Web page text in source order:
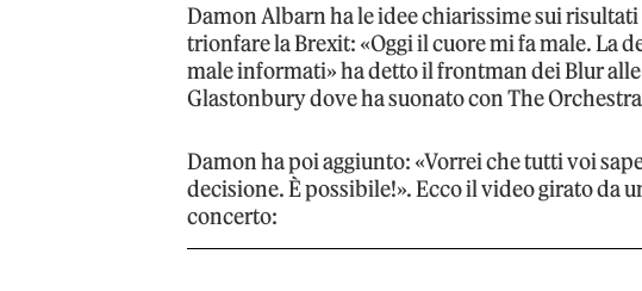
Damon Albarn ha le idee chiarissime sui
trionfare la Brexit: «Oggi il cuore mi fa male. La
male informati» ha detto il frontman dei Blur
Glastonbury dove ha suonato con The
Damon ha poi aggiunto: «Vorrei che tutti voi
decisione. È possibile!». Ecco il video girato da
concerto: